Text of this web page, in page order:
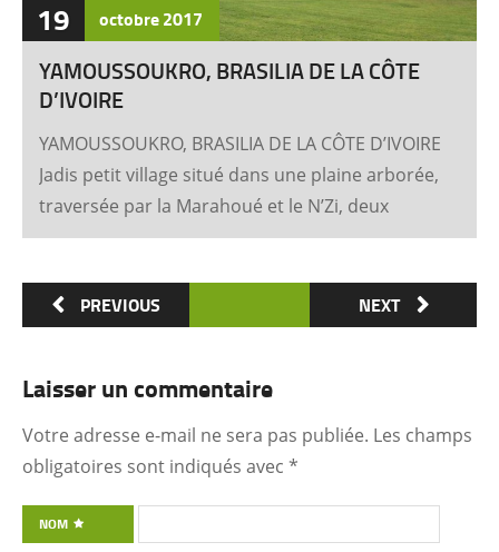
19 octobre2017
YAMOUSSOUKRO, BRASILIA DE LA CÔTE
D’IVOIRE
YAMOUSSOUKRO, BRASILIA DE LA CÔTE D’IVOIRE
Jadis petit village situé dans une plaine arborée,
traversée par la Marahoué et le N’Zi, deux
affluents du Bandama, Yamoussoukro est
synonyme de la Côte d’Ivoire Un symbole
universel Créée ex nihilo au centre du pays à
un événement majeur dans l’histoire de
l’urbanisme de la Côte d’Ivoire. Félix Houphouët-
Boigny et ses architectes (Pierre Fakhoury et
Clément Cacoub pour la Fondation FHB, …) ont
PREVIOUS NEXT
Laisser un commentaire
Votre adresse e-mail ne sera pas publiée. Les champs
obligatoires sont indiqués avec *
NOM